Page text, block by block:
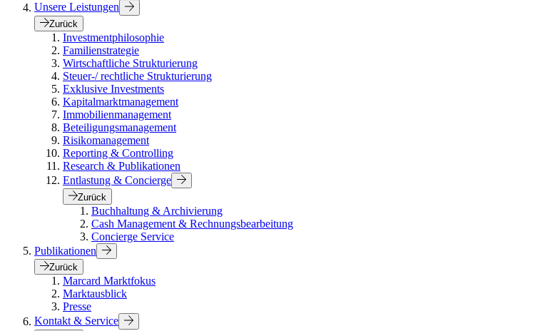
Unsere Leistungen
Zurück
Investmentphilosophie
Familienstrategie
Wirtschaftliche Strukturierung
Steuer-/ rechtliche Strukturierung
Exklusive Investments
Kapitalmarktmanagement
Immobilienmanagement
Beteiligungsmanagement
Risikomanagement
Reporting & Controlling
Research & Publikationen
Entlastung & Concierge
Zurück
Buchhaltung & Archivierung
Cash Management & Rechnungsbearbeitung
Concierge Service
Publikationen
Zurück
Marcard Marktfokus
Marktausblick
Presse
Kontakt & Service